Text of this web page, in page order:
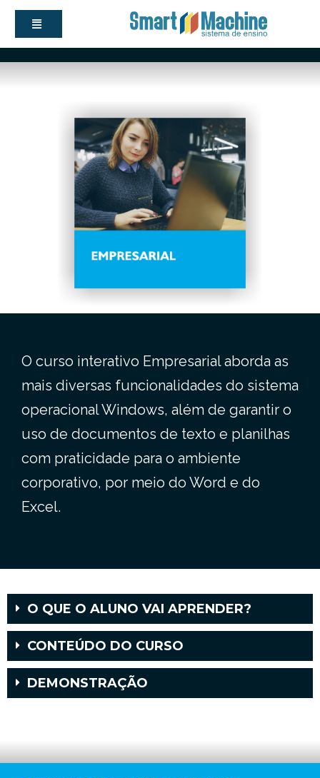
O curso interativo Empresarial aborda as
mais diversas funcionalidades do sistema
operacional Windows, além de garantir o
uso de documentos de texto e planilhas
com praticidade para o ambiente
corporativo, por meio do Word e do
Excel.
O QUE O ALUNO VAI APRENDER?
CONTEÚDO DO CURSO
DEMONSTRAÇÃO